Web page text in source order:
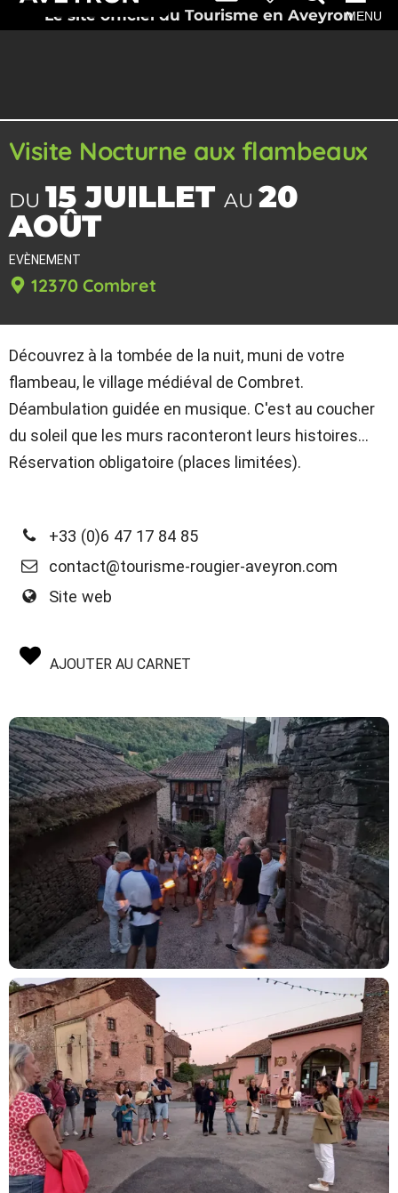
Le site officiel du Tourisme en AveyronMENU
Visite Nocturne aux flambeaux
DU 15 JUILLET AU 20
AOÛT
EVÈNEMENT
12370 Combret
Découvrez à la tombée de la nuit, muni de votre
flambeau, le village médiéval de Combret.
Déambulation guidée en musique. C'est au coucher
du soleil que les murs raconteront leurs histoires...
Réservation obligatoire (places limitées).
+33 (0)6 47 17 84 85
contact@tourisme-rougier-aveyron.com
Site web
AJOUTER AU CARNET